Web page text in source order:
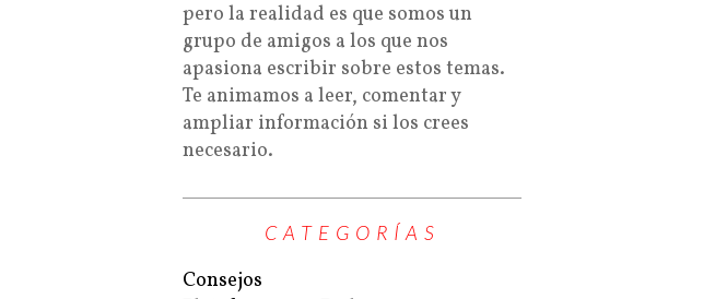
pero la realidad es que somos un
grupo de amigos a los que nos
apasiona escribir sobre estos temas.
Te animamos a leer, comentar y
ampliar información si los crees
necesario.
CATEGORÍAS
Consejos